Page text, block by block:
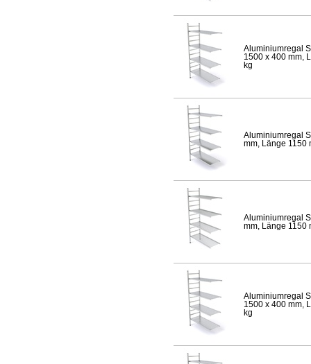
Aluminiumregal
1500 x 400 mm,
kg
Aluminiumregal
mm, Länge 1150
Aluminiumregal
mm, Länge 1150
Aluminiumregal
1500 x 400 mm,
kg